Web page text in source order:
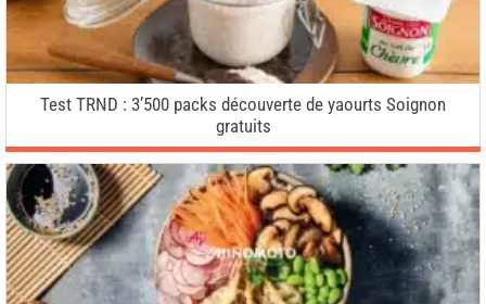
Test TRND : 3’500 packs découverte de yaourts Soignon
gratuits